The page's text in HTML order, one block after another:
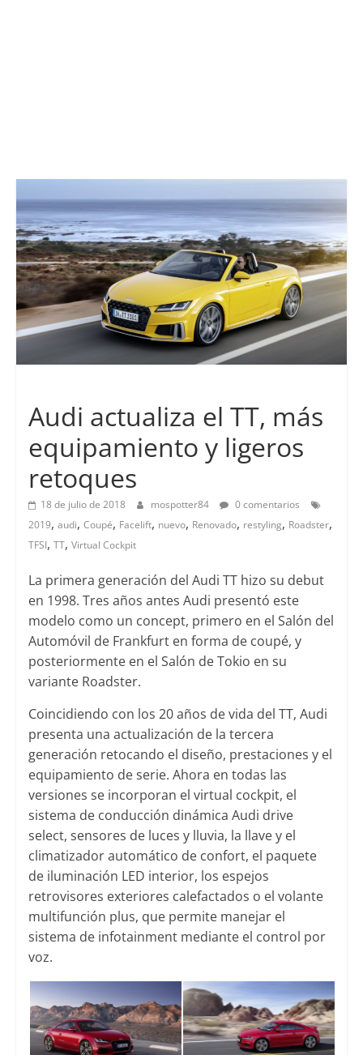
Audi actualiza el TT, más
equipamiento y ligeros
retoques
18 de julio de 2018 mospotter84
0 comentarios
2019, audi, Coupé, Facelift, nuevo, Renovado, restyling, Roadster,
TFSI, TT, Virtual Cockpit
La primera generación del Audi TT hizo su debut
en 1998. Tres años antes Audi presentó este
modelo como un concept, primero en el Salón del
Automóvil de Frankfurt en forma de coupé, y
posteriormente en el Salón de Tokio en su
variante Roadster.
Coincidiendo con los 20 años de vida del TT, Audi
presenta una actualización de la tercera
generación retocando el diseño, prestaciones y el
equipamiento de serie. Ahora en todas las
versiones se incorporan el virtual cockpit, el
sistema de conducción dinámica Audi drive
select, sensores de luces y lluvia, la llave y el
climatizador automático de confort, el paquete
de iluminación LED interior, los espejos
retrovisores exteriores calefactados o el volante
multifunción plus, que permite manejar el
sistema de infotainment mediante el control por
voz.